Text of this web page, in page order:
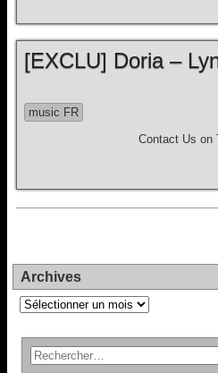
[EXCLU] Doria –
music FR
Contact Us on
Archives
Archives